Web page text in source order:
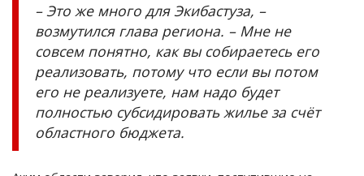
– Это же много для Экибастуза, –
возмутился глава региона. – Мне не
совсем понятно, как вы собираетесь его
реализовать, потому что если вы потом
его не реализуете, нам надо будет
полностью субсидировать жилье за счёт
областного бюджета.